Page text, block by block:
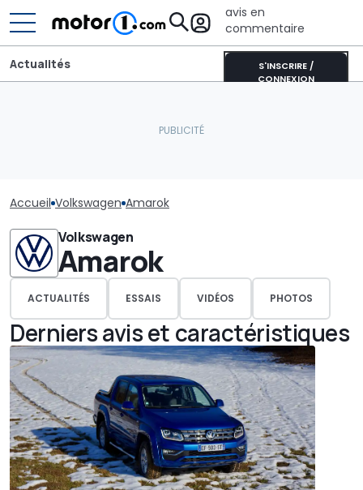
avis en
commentaire
S'INSCRIRE /
CONNEXION
Actualités
Accueil Volkswagen Amarok
Volkswagen
Amarok
ACTUALITÉS ESSAIS VIDÉOS PHOTOS
Derniers avis et caractéristiques